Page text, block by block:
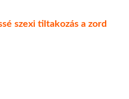
szexi tiltakozás a zord